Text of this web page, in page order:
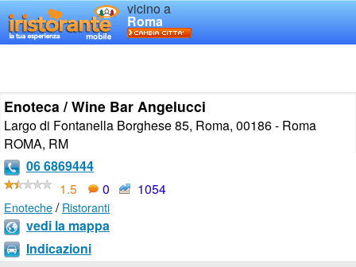
vicino a
Roma
Enoteca / Wine Bar Angelucci
Largo di Fontanella Borghese 85, Roma, 00186 - Roma
ROMA, RM
06 6869444
1.5
0 1054
Enoteche/Ristoranti
vedi la mappa
Indicazioni